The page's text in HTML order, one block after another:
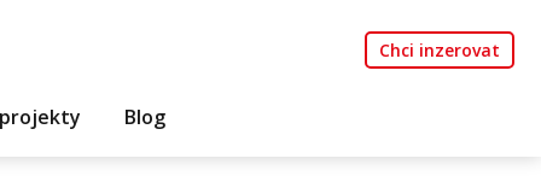
Chci inzerovat
Blog